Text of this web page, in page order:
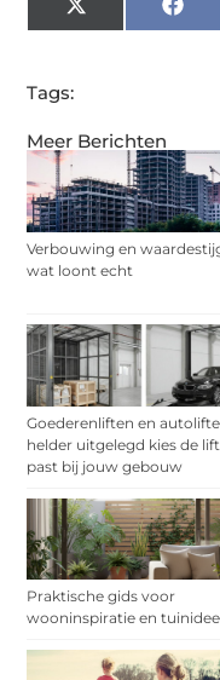
Meer Berichten
Verbouwing en
wat loont echt
Goederenliften en
helder uitgelegd kies de
past bij jouw gebouw
Praktische gids voor
wooninspiratie en
X
(Twitter)
Tags: